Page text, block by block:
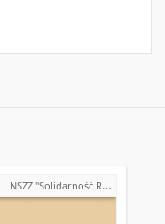
NSZZ "Solidarność Regionu Świętokrzyskiego - materiały różne